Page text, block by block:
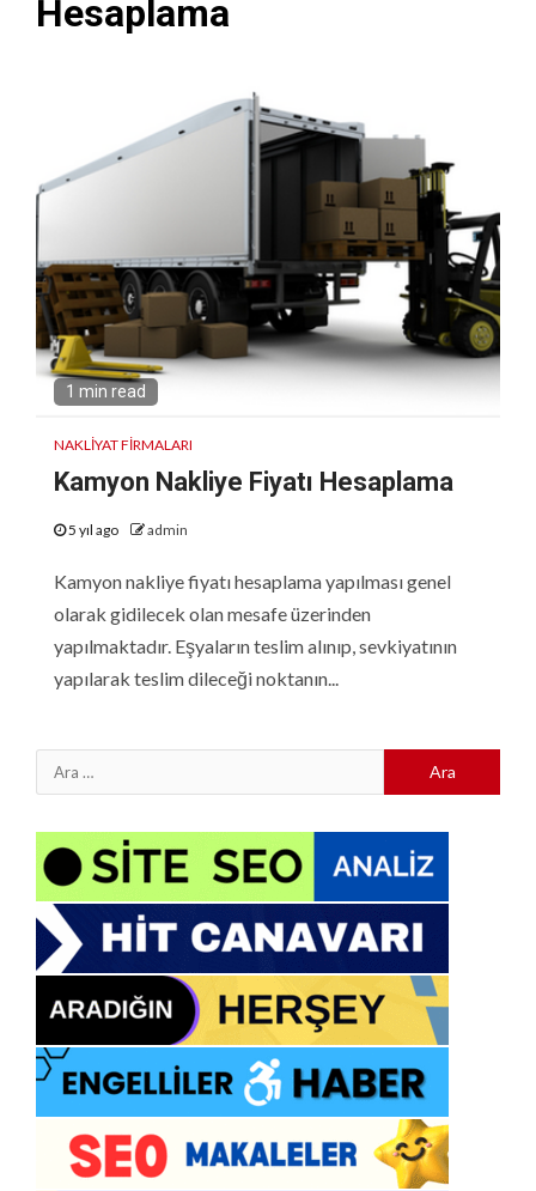
Hesaplama
1 min read
NAKLIYAT FIRMALARI
Kamyon Nakliye Fiyatı Hesaplama
5 yıl ago admin
Kamyon nakliye fiyatı hesaplama yapılması genel
olarak gidilecek olan mesafe üzerinden
yapılmaktadır. Eşyaların teslim alınıp, sevkiyatının
yapılarak teslim dileceği noktanın...
Arama: